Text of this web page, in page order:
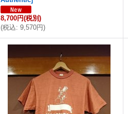
8,700円(税別)
(税込: 9,570円)